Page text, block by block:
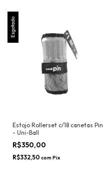
Esgotado
Estojo Rollerset c/18 canetas Pin
- Uni-Ball
R$350,00
R$332,50 com Pix